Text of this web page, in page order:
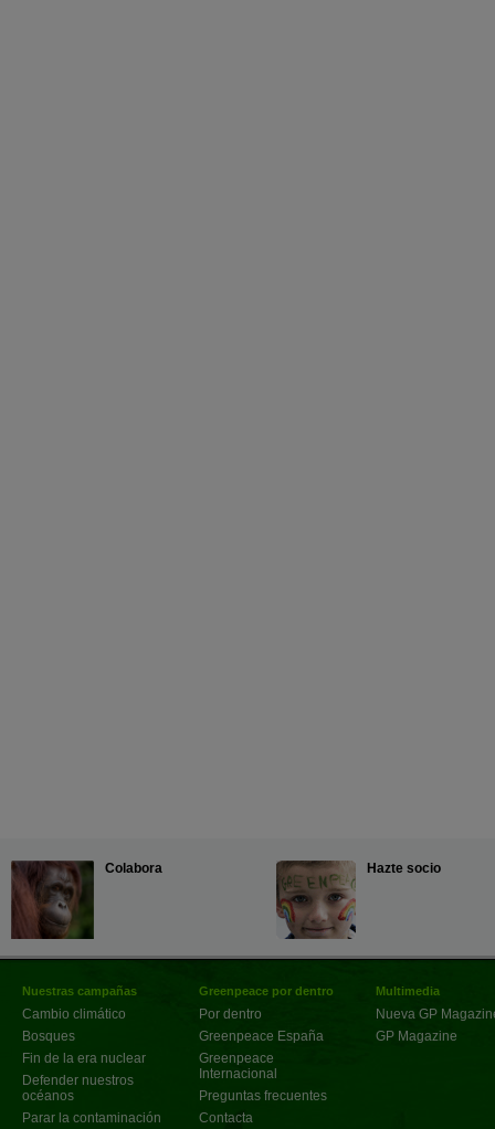
Colabora Hazte socio
Nuestras campañas
Cambio climático
Bosques
Fin de la era nuclear
Defender nuestros
océanos
Parar la contaminación
Greenpeace por dentro
Por dentro
Greenpeace España
Greenpeace
Internacional
Preguntas frecuentes
Contacta
Multimedia
Nueva GP
GP Magazine